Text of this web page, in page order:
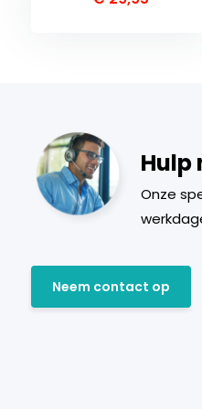
Hulp
Onze
Neem contact op